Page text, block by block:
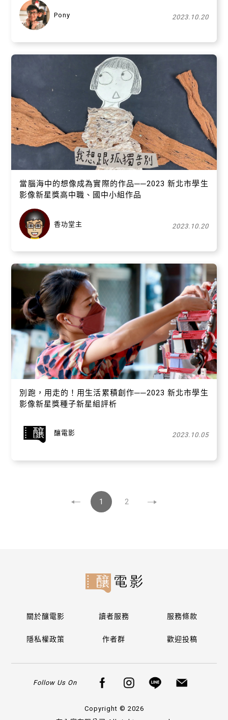
Pony 2023.10.20
當腦海中的想像成為實際的作品──2023 新北市學生
影像新星獎高中職、國中小組作品
香功堂主 2023.10.20
別跑，用走的！用生活累積創作──2023 新北市學生
影像新星獎種子新星組評析
釀電影 2023.10.05
1 2
關於釀電影 讀者服務 服務條款
隱私權政策 作者群 歡迎投稿
Follow Us On
Copyright © 2026